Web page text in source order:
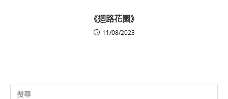
《迴路花園》
11/08/2023
Search